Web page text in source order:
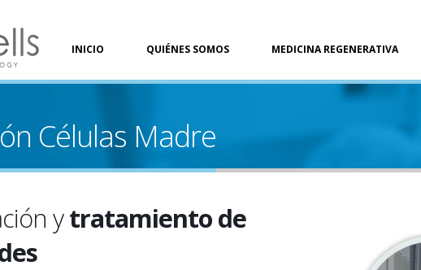
INICIO QUIÉNES SOMOS MEDICINA REGENERATIVA
Células Madre
ytratamiento de